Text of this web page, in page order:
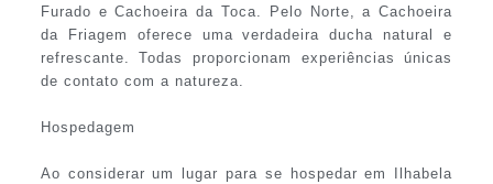
Furado e Cachoeira da Toca. Pelo Norte, a Cachoeira
da Friagem oferece uma verdadeira ducha natural e
refrescante. Todas proporcionam experiências únicas
de contato com a natureza.
Hospedagem
Ao considerar um lugar para se hospedar em Ilhabela